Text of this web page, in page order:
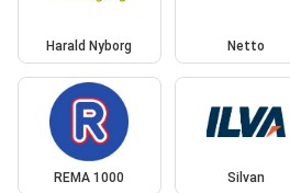
Harald Nyborg Netto
REMA 1000 Silvan